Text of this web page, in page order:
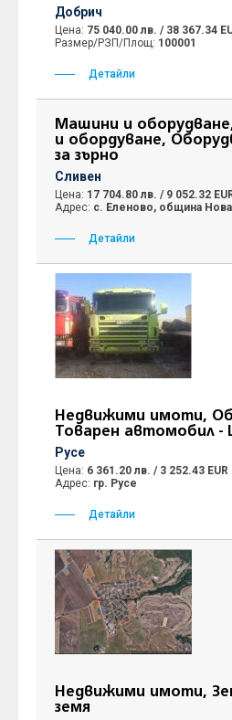
Добрич
Цена: 75 040.00 лв. / 38 367.34
Размер/РЗП/Площ: 100001
Детайли
Машини и
и обордуване,
за зърно
Сливен
Цена: 17 704.80 лв. / 9 052.32
Адрес: с. Еленово, община Нова
Детайли
Недвижими имоти,
Товарен автомобил -
Русе
Цена: 6 361.20 лв. / 3 252.43 EUR
Адрес: гр. Русе
Детайли
Недвижими имоти,
земя